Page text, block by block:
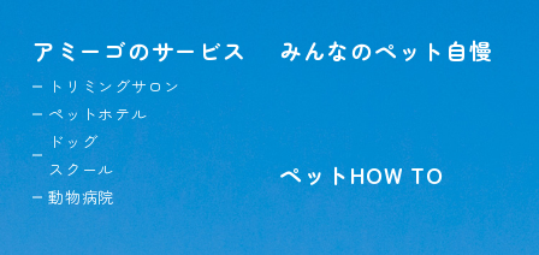
アミーゴのサービス
トリミングサロン
ペットホテル
ドッグ
スクール
動物病院
みんなのペット自慢
ペットHOW TO